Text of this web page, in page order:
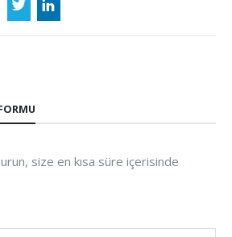
size en kısa süre içerisinde